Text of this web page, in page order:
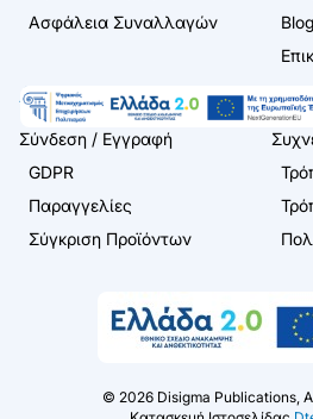
Ασφάλεια Συναλλαγών
Blog
Λογαριασμός
Σύνδεση / Εγγραφή
GDPR
Παραγγελίες
Σύγκριση Προϊόντων
© 2026Disigma Publications,